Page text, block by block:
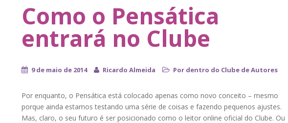
Como o Pensática
entrará no Clube
9 de maio de 2014 Ricardo Almeida Por dentro do Clube de Autores
Por enquanto, o Pensática está colocado apenas como novo conceito – mesmo
porque ainda estamos testando uma série de coisas e fazendo pequenos ajustes.
Mas, claro, o seu futuro é ser posicionado como o leitor online oficial do Clube. Ou